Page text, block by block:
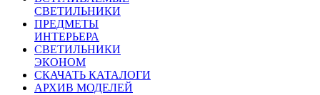
СВЕТИЛЬНИКИ
ПРЕДМЕТЫ
ИНТЕРЬЕРА
СВЕТИЛЬНИКИ
ЭКОНОМ
СКАЧАТЬ КАТАЛОГИ
АРХИВ МОДЕЛЕЙ